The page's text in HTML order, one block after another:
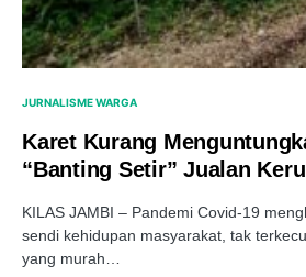
JURNALISME WARGA
Karet Kurang
“Banting Setir” Jualan
KILAS JAMBI – Pandemi Covid-19
sendi kehidupan masyarakat, tak
yang murah…